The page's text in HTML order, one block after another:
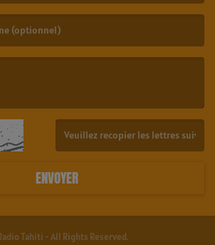
ENVOYER
Tahiti - All Rights Reserved.